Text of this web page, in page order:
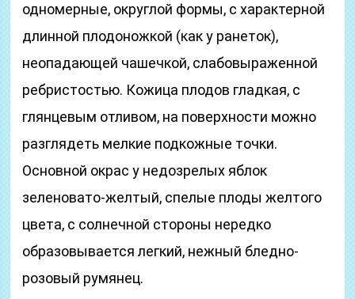
одномерные, округлой формы, с характерной
длинной плодоножкой (как у ранеток),
неопадающей чашечкой, слабовыраженной
ребристостью. Кожица плодов гладкая, с
глянцевым отливом, на поверхности можно
разглядеть мелкие подкожные точки.
Основной окрас у недозрелых яблок
зеленовато-желтый, спелые плоды желтого
цвета, с солнечной стороны нередко
образовывается легкий, нежный бледно-
розовый румянец.